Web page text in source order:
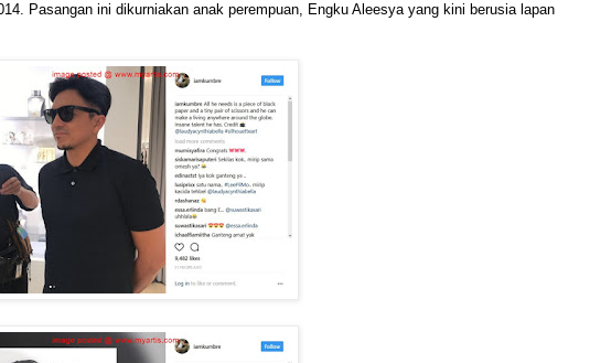
Pasangan ini dikurniakan anak perempuan, Engku Aleesya yang kini berusia lapan